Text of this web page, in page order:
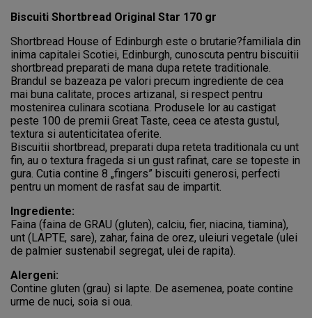
Biscuiti Shortbread Original Star 170 gr
Shortbread House of Edinburgh este o brutarie?familiala din
inima capitalei Scotiei, Edinburgh, cunoscuta pentru biscuitii
shortbread preparati de mana dupa retete traditionale.
Brandul se bazeaza pe valori precum ingrediente de cea
mai buna calitate, proces artizanal, si respect pentru
mostenirea culinara scotiana. Produsele lor au castigat
peste 100 de premii Great Taste, ceea ce atesta gustul,
textura si autenticitatea oferite.
Biscuitii shortbread, preparati dupa reteta traditionala cu unt
fin, au o textura frageda si un gust rafinat, care se topeste in
gura. Cutia contine 8 „fingers” biscuiti generosi, perfecti
pentru un moment de rasfat sau de impartit.
Ingrediente:
Faina (faina de GRAU (gluten), calciu, fier, niacina, tiamina),
unt (LAPTE, sare), zahar, faina de orez, uleiuri vegetale (ulei
de palmier sustenabil segregat, ulei de rapita).
Alergeni:
Contine gluten (grau) si lapte. De asemenea, poate contine
urme de nuci, soia si oua.